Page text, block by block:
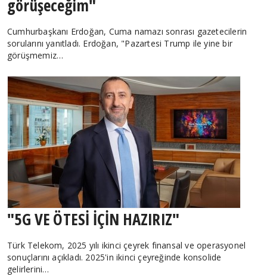
görüşeceğim"
Cumhurbaşkanı Erdoğan, Cuma namazı sonrası gazetecilerin
sorularını yanıtladı. Erdoğan, "Pazartesi Trump ile yine bir
görüşmemiz…
"5G VE ÖTESİ İÇİN HAZIRIZ"
Türk Telekom, 2025 yılı ikinci çeyrek finansal ve operasyonel
sonuçlarını açıkladı. 2025'in ikinci çeyreğinde konsolide
gelirlerini…